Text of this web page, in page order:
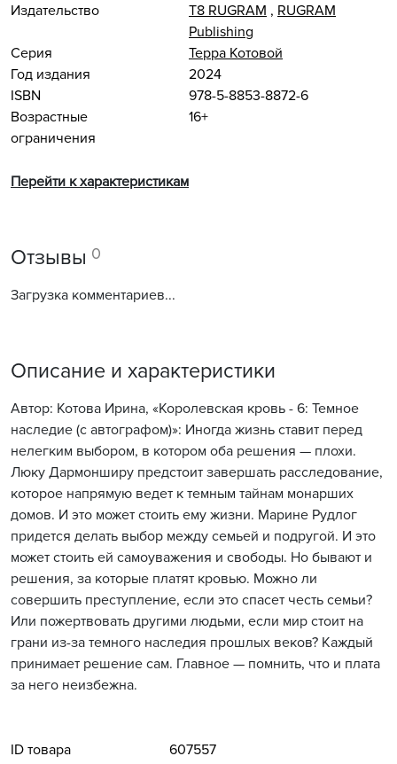
Издательство
Т8 RUGRAM , RUGRAM
Publishing
Серия
Терра Котовой
Год издания
2024
ISBN
978-5-8853-8872-6
Возрастные
ограничения
16+
Перейти к характеристикам
Отзывы 0
Загрузка комментариев...
Описание и характеристики
Автор: Котова Ирина, «Королевская кровь - 6: Темное
наследие (с автографом)»: Иногда жизнь ставит перед
нелегким выбором, в котором оба решения — плохи.
Люку Дармонширу предстоит завершать расследование,
которое напрямую ведет к темным тайнам монарших
домов. И это может стоить ему жизни. Марине Рудлог
придется делать выбор между семьей и подругой. И это
может стоить ей самоуважения и свободы. Но бывают и
решения, за которые платят кровью. Можно ли
совершить преступление, если это спасет честь семьи?
Или пожертвовать другими людьми, если мир стоит на
грани из-за темного наследия прошлых веков? Каждый
принимает решение сам. Главное — помнить, что и плата
за него неизбежна.
ID товара
607557